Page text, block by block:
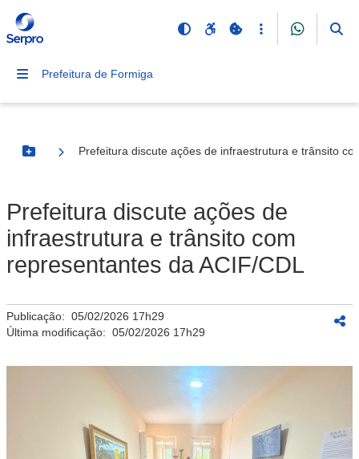
Prefeitura de Formiga
Botão Menu
Prefeitura discute ações de infraestrutura e trânsito
Prefeitura discute ações de
infraestrutura e trânsito com
representantes da ACIF/CDL
Publicação: 05/02/2026 17h29
Última modificação: 05/02/2026 17h29